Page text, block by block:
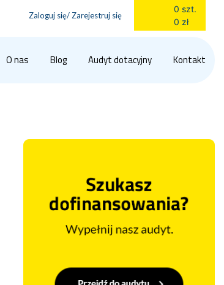
Zaloguj się/ Zarejestruj się
0 szt.
0 zł
O nas Blog Audyt dotacyjny Kontakt